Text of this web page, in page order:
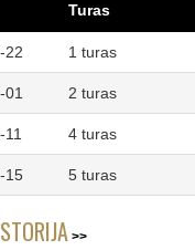
Turas
22 1 turas
01 2 turas
4 turas
15 5 turas